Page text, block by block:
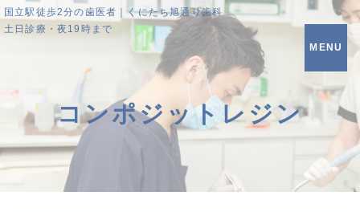
国立駅徒歩2分の歯医者｜くにたち旭通り歯科
土日診療・夜19時まで
MENU
コンポジットレジン